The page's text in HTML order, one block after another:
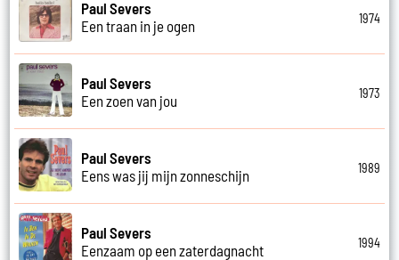
Paul Severs
Een traan in je ogen
1974
Paul Severs
Een zoen van jou
1973
Paul Severs
Eens was jij mijn zonneschijn
1989
Paul Severs
Eenzaam op een zaterdagnacht
1994